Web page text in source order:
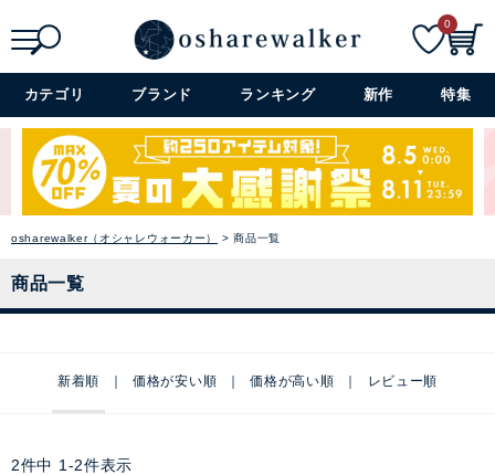
詳細検索+
0
カテゴリ ブランド ランキング 新作 特集
osharewalker（オシャレウォーカー） 商品一覧
商品一覧
新着順 価格が安い順 価格が高い順 レビュー順
2件中 1 -2件表示